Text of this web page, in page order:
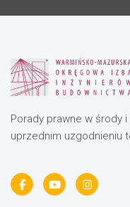
Porady prawne w środy
uprzednim uzgodnieniu